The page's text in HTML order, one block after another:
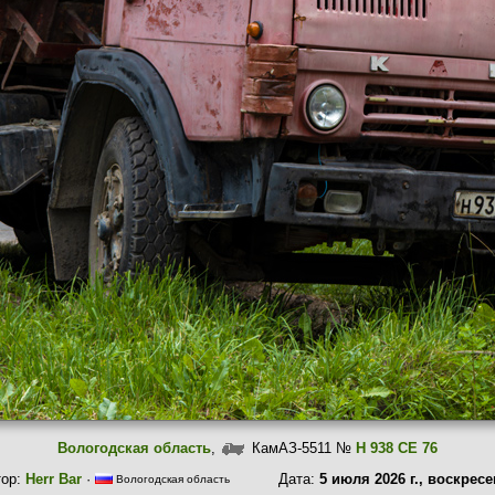
Вологодская область, КамАЗ-5511 № Н 938 СЕ 76
Herr Bar · Вологодская область Дата: 5 июля 2026 г.,